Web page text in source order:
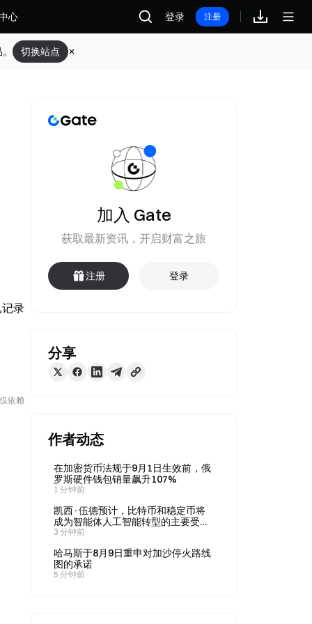
心 登录 注册
切换站点
录
依赖
加入 Gate
获取最新资讯，开启财富之旅
注册 登录
分享
作者动态
在加密货币法规于9月1日生效前，俄
罗斯硬件钱包销量飙升107%
1 分钟前
凯西·伍德预计，比特币和稳定币将
成为智能体人工智能转型的主要受益
者
3 分钟前
哈马斯于8月9日重申对加沙停火路线
图的承诺
5 分钟前